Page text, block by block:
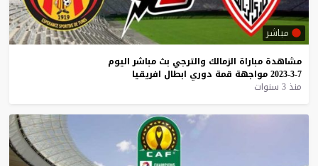
مباشر
مشاهدة مباراة الزمالك والترجي بث مباشر اليوم
7-3-2023
مواجهة قمة دوري ابطال افريقيا
منذ 3 سنوات